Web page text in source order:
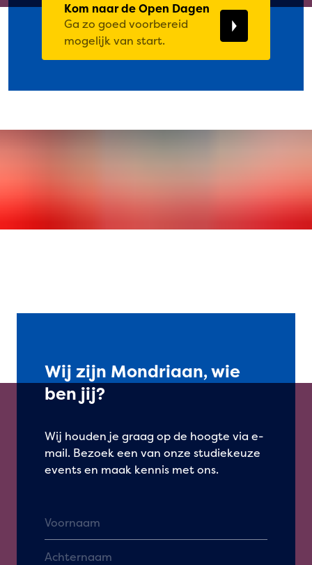
Kom naar de Open Dagen
Ga zo goed voorbereid
mogelijk van start.
Wij zijn Mondriaan, wie
ben jij?
Wij houden je graag op de hoogte via e-
mail. Bezoek een van onze studiekeuze
events en maak kennis met ons.